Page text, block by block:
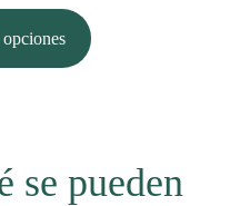
se pueden